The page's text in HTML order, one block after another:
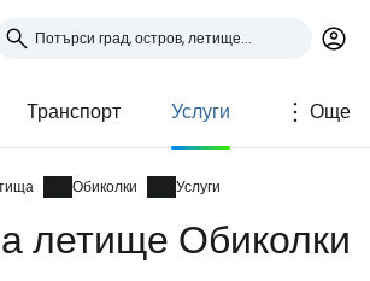
Транспорт Услуги Още
Обиколки Услуги
летище Обиколки
в Cestee
общност на туристите
Продължете с Google